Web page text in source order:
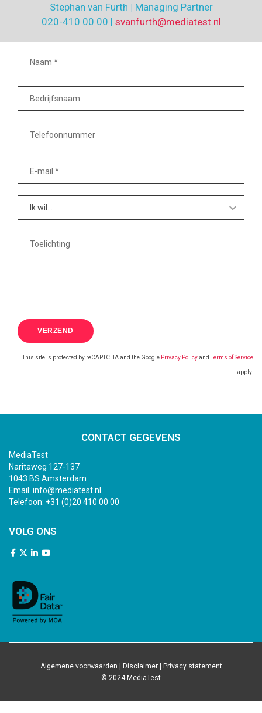
Stephan van Furth | Managing Partner
020-410 00 00 | svanfurth@mediatest.nl
This site is protected by reCAPTCHA and the Google Privacy PolicyandTerms of Service
apply.
CONTACT GEGEVENS
MediaTest
Naritaweg 127-137
1043 BS Amsterdam
Email: info@mediatest.nl
Telefoon: +31 (0)20 410 00 00
VOLG ONS
Algemene voorwaarden Disclaimer|
Privacy statement
© 2024 MediaTest